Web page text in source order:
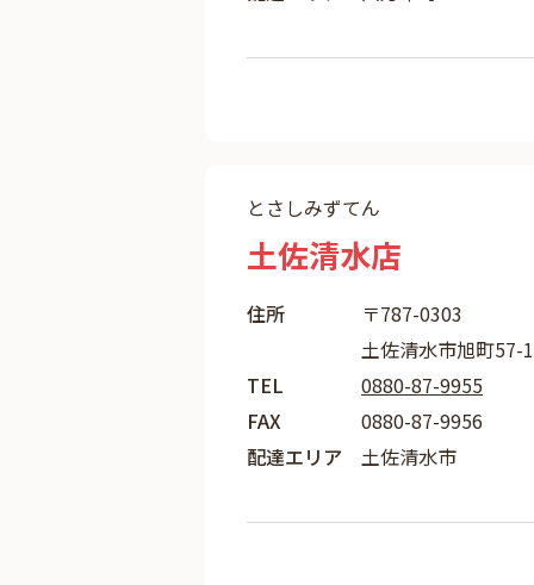
とさしみずてん
土佐清水店
住所
〒787-0303
土佐清水市旭町57-
TEL
0880-87-9955
FAX
0880-87-9956
配達エリア
土佐清水市